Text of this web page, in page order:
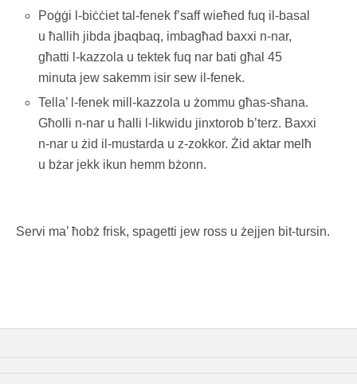
Poġġi l-biċċiet tal-fenek f’saff wieħed fuq il-basal
u ħallih jibda jbaqbaq, imbagħad baxxi n-nar,
għatti l-kazzola u tektek fuq nar bati għal 45
minuta jew sakemm isir sew il-fenek.
Tella’ l-fenek mill-kazzola u żommu għas-sħana.
Għolli n-nar u ħalli l-likwidu jinxtorob b’terz. Baxxi
n-nar u żid il-mustarda u z-zokkor. Żid aktar melħ
u bżar jekk ikun hemm bżonn.
Servi ma’ ħobż frisk, spagetti jew ross u żejjen bit-tursin.